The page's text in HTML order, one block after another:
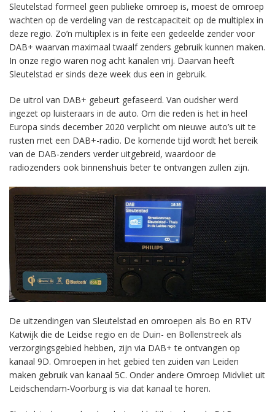
Sleutelstad formeel geen publieke omroep is, moest de omroep
wachten op de verdeling van de restcapaciteit op de multiplex in
deze regio. Zo’n multiplex is in feite een gedeelde zender voor
DAB+ waarvan maximaal twaalf zenders gebruik kunnen maken.
In onze regio waren nog acht kanalen vrij. Daarvan heeft
Sleutelstad er sinds deze week dus een in gebruik.
De uitrol van DAB+ gebeurt gefaseerd. Van oudsher werd
ingezet op luisteraars in de auto. Om die reden is het in heel
Europa sinds december 2020 verplicht om nieuwe auto’s uit te
rusten met een DAB+-radio. De komende tijd wordt het bereik
van de DAB-zenders verder uitgebreid, waardoor de
radiozenders ook binnenshuis beter te ontvangen zullen zijn.
De uitzendingen van Sleutelstad en omroepen als Bo en RTV
Katwijk die de Leidse regio en de Duin- en Bollenstreek als
verzorgingsgebied hebben, zijn via DAB+ te ontvangen op
kanaal 9D. Omroepen in het gebied ten zuiden van Leiden
maken gebruik van kanaal 5C. Onder andere Omroep Midvliet uit
Leidschendam-Voorburg is via dat kanaal te horen.